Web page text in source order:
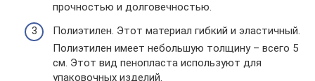
прочностью и долговечностью.
Полиэтилен. Этот материал гибкий и эластичный.
Полиэтилен имеет небольшую толщину – всего 5
см. Этот вид пенопласта используют для
упаковочных изделий.